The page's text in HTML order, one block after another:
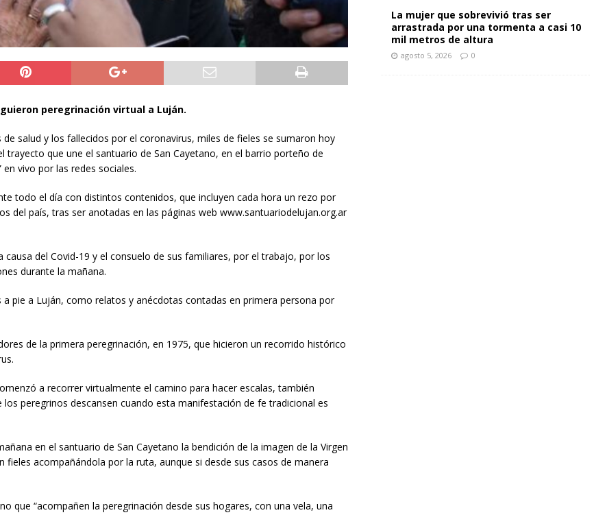
peregrinación virtual a Luján.
salud y los fallecidos por el coronavirus, miles de fieles se sumaron hoy
trayecto que une el santuario de San Cayetano, en el barrio porteño de
vivo por las redes sociales.
todo el día con distintos contenidos, que incluyen cada hora un rezo por
del país, tras ser anotadas en las páginas web www.santuariodelujan.org.ar
del Covid-19 y el consuelo de sus familiares, por el trabajo, por los
durante la mañana.
pie a Luján, como relatos y anécdotas contadas en primera persona por
de la primera peregrinación, en 1975, que hicieron un recorrido histórico
a recorrer virtualmente el camino para hacer escalas, también
peregrinos descansen cuando esta manifestación de fe tradicional es
en el santuario de San Cayetano la bendición de la imagen de la Virgen
acompañándola por la ruta, aunque si desde sus casos de manera
que “acompañen la peregrinación desde sus hogares, con una vela, una
La mujer que sobrevivió tras ser
arrastrada por una tormenta a casi 10
mil metros de altura
agosto 5, 2026 0